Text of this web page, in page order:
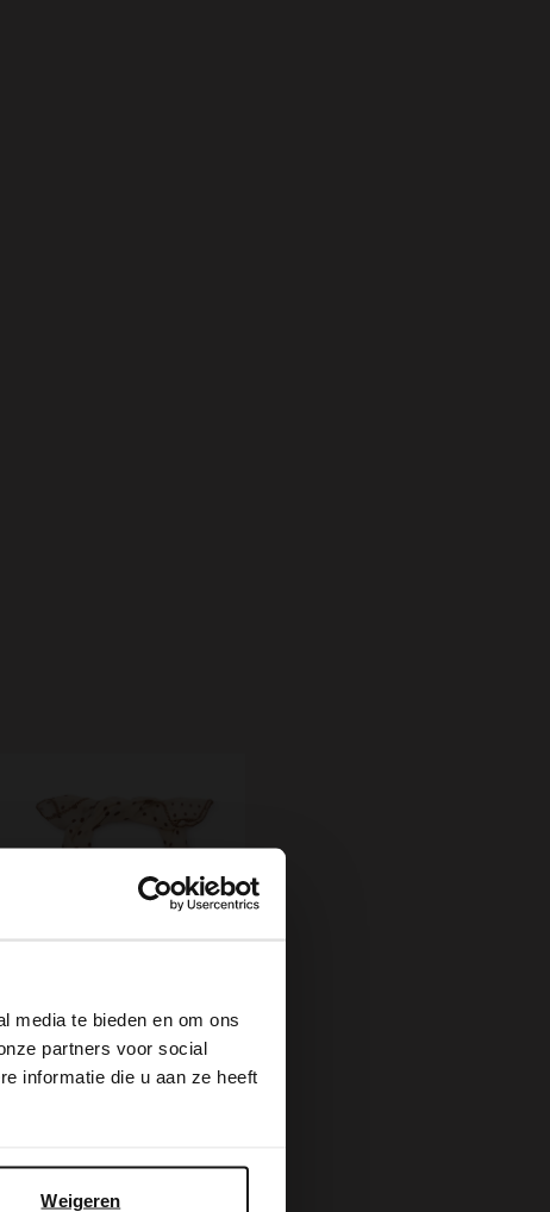
media te bieden en om ons
partners voor social
informatie die u aan ze heeft
Weigeren
Beige sjaaltje met bruine stippen
12.99